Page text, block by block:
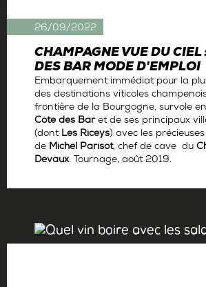
CHAMPAGNE VUE DU CIEL
DES BAR MODE D'EMPLOI
Embarquement immédiat pour la
des destinations viticoles
frontière de la Bourgogne, survole
Côte des Baret de ses principaux
(dont Les Riceys) avec les
de Michel Parisot, chef de cave du
Devaux. Tournage, août 2019.
26/09/2022